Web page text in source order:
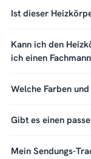
Ist dieser
Kann ich den
ich einen
Welche Farben
Gibt es einen
Mein Sendungs-